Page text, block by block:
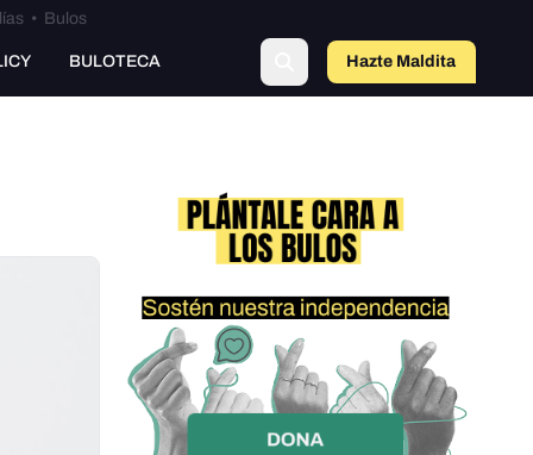
• Bulos
BULOTECA Hazte Maldita